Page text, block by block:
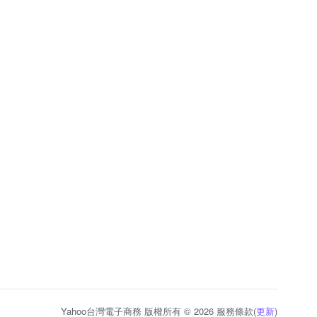
Yahoo台灣電子商務 版權所有 © 2026 服務條款(更新)